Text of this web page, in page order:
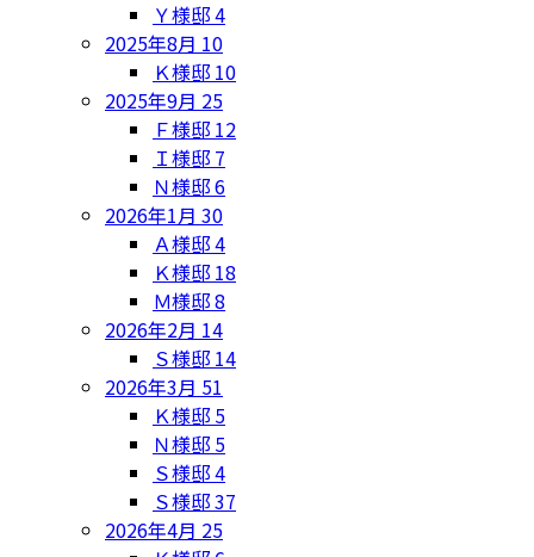
Ｙ様邸4
2025年8月 10
Ｋ様邸 10
2025年9月 25
Ｆ様邸 12
Ｉ様邸 7
Ｎ様邸6
2026年1月 30
Ａ様邸4
Ｋ様邸 18
Ｍ様邸8
2026年2月 14
Ｓ様邸 14
2026年3月 51
Ｋ様邸 5
Ｎ様邸 5
Ｓ様邸4
Ｓ様邸37
2026年4月 25